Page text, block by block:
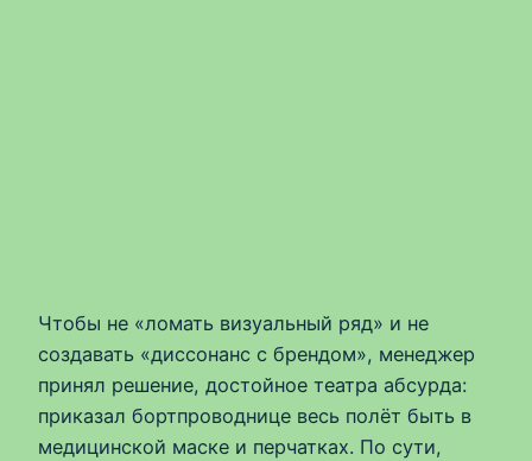
Чтобы не «ломать визуальный ряд» и не
создавать «диссонанс с брендом», менеджер
принял решение, достойное театра абсурда:
приказал бортпроводнице весь полёт быть в
медицинской маске и перчатках. По сути,